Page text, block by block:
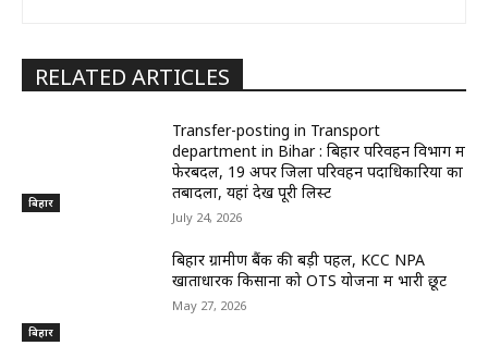
RELATED ARTICLES
बिहार
Transfer-posting in Transport
department in Bihar : बिहार परिवहन विभाग में
फेरबदल, 19 अपर जिला परिवहन पदाधिकारियों का
तबादला, यहां देखें पूरी लिस्ट
July 24, 2026
बिहार
बिहार ग्रामीण बैंक की बड़ी पहल, KCC NPA
खाताधारक किसानों को OTS योजना में भारी छूट
May 27, 2026